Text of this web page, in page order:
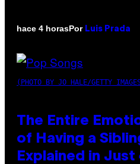
hace 4 horasPor Luis Prada
(PHOTO BY JO HALE/GETTY
The Entire
of Having a
Explained in Just